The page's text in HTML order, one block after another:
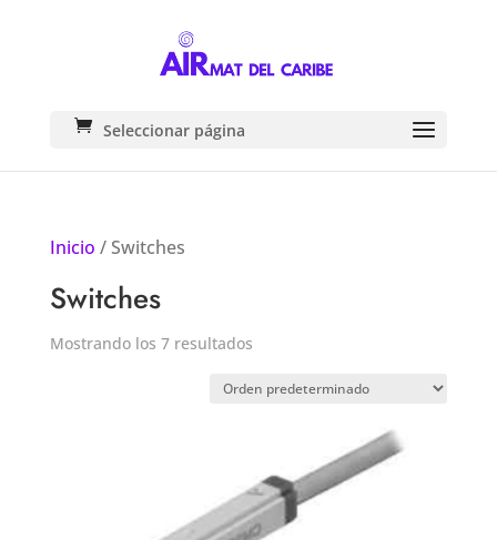
Seleccionar página
Inicio / Switches
Switches
Mostrando los 7 resultados